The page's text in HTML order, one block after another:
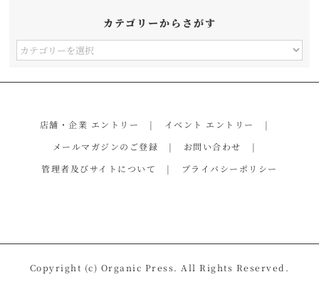
カテゴリーからさがす
カ
す
店舗・企業 エントリー
イベント エントリー
メールマガジンのご登録
お問い合わせ
管理者及びサイトについて
プライバシーポリシー
Copyright (c) Organic Press. All Rights Reserved.